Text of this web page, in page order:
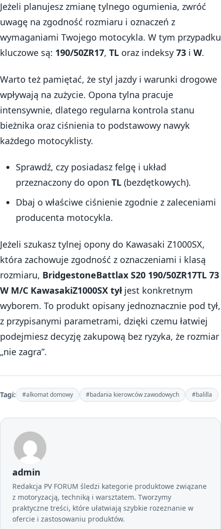
Jeżeli planujesz zmianę tylnego ogumienia, zwróć
uwagę na zgodność rozmiaru i oznaczeń z
wymaganiami Twojego motocykla. W tym przypadku
kluczowe są: 190/50ZR17, TL oraz indeksy 73 i W.
Warto też pamiętać, że styl jazdy i warunki drogowe
wpływają na zużycie. Opona tylna pracuje
intensywnie, dlatego regularna kontrola stanu
bieżnika oraz ciśnienia to podstawowy nawyk
każdego motocyklisty.
Sprawdź, czy posiadasz felgę i układ
przeznaczony do opon TL(bezdętkowych).
Dbaj o właściwe ciśnienie zgodnie z zaleceniami
producenta motocykla.
Jeżeli szukasz tylnej opony do Kawasaki Z1000SX,
która zachowuje zgodność z oznaczeniami i klasą
rozmiaru, BridgestoneBattlax S20 190/50ZR17TL 73
W M/C KawasakiZ1000SX tyłjest konkretnym
wyborem. To produkt opisany jednoznacznie pod tył,
z przypisanymi parametrami, dzięki czemu łatwiej
podejmiesz decyzję zakupową bez ryzyka, że rozmiar
„nie zagra”.
Tagi: #alkomat domowy #badania kierowców zawodowych #balilla
admin
Redakcja PV FORUM śledzi kategorie produktowe związane
z motoryzacją, techniką i warsztatem. Tworzymy
praktyczne treści, które ułatwiają szybkie rozeznanie w
ofercie i zastosowaniu produktów.